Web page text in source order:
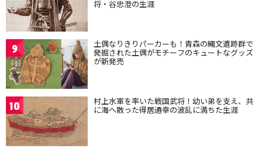
将・谷忠澄の生涯
9 土偶なりきりパーカーも！青森の縄文遺跡群で
発掘された土偶がモチーフのキュートなグッズ
が新発売
10 村上水軍を率いた戦国武将！幼い弟を支え、共
に海へ散った得居通幸の波乱に満ちた生涯